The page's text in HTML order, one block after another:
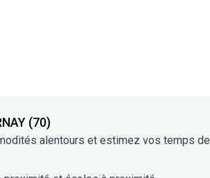
(70)
alentours et estimez vos temps de